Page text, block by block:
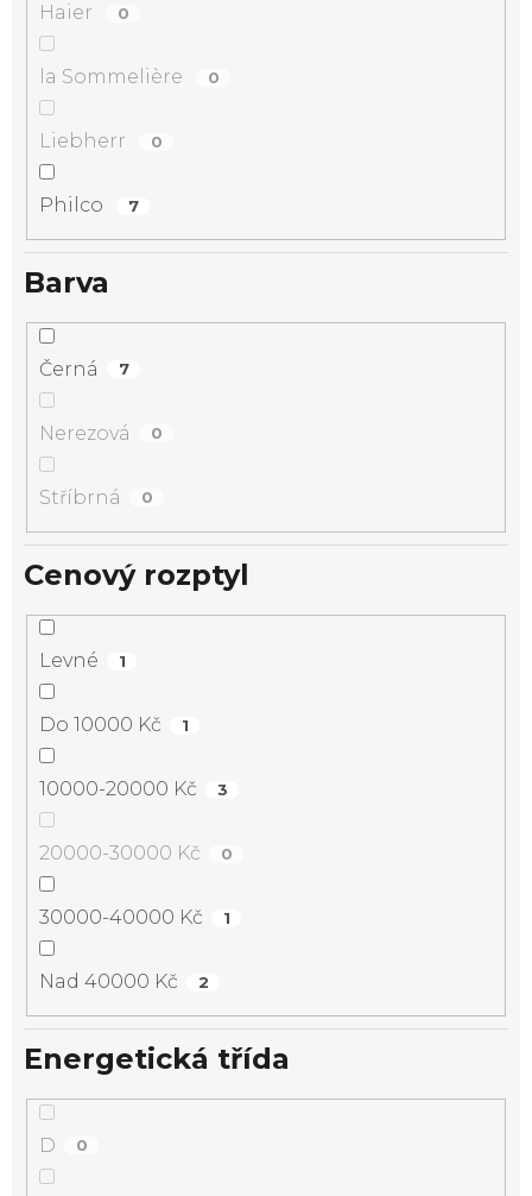
Haier 0
la Sommelière 0
Liebherr 0
Philco 7
Barva
Černá 7
Nerezová 0
Stříbrná 0
Cenový rozptyl
Levné 1
Do 10000 Kč 1
10000-20000 Kč 3
20000-30000 Kč 0
30000-40000 Kč 1
Nad 40000 Kč 2
Energetická třída
D 0